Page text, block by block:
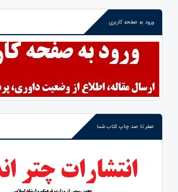
ورود به صفحه کاربری
صفر تا صد چاپ کتاب شما